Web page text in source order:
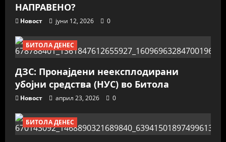
НАПРАВЕНО?
Новост јуни 12, 2026 0
БИТОЛА ДЕНЕС
ДЗС: Пронајдени неексплодирани
убојни средства (НУС) во Битола
Новост април 23, 2026 0
БИТОЛА ДЕНЕС